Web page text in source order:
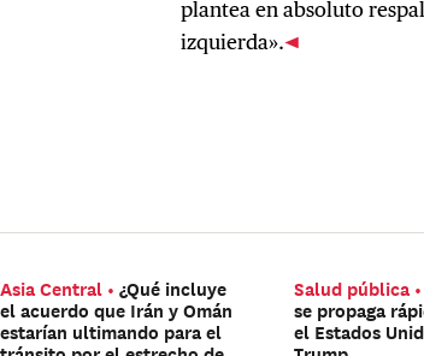
plantea en absoluto
izquierda».
Asia Central
¿Qué incluye
el acuerdo que Irán y Omán
estarían ultimando para el
Salud pública
se propaga
el Estados